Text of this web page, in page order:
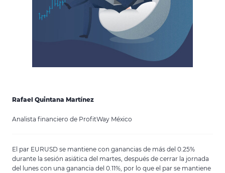
Rafael Quintana Martínez
Analista financiero de ProfitWay México
El par EURUSD se mantiene con ganancias de más del 0.25%
durante la sesión asiática del martes, después de cerrar la jornada
del lunes con una ganancia del 0.11%, por lo que el par se mantiene